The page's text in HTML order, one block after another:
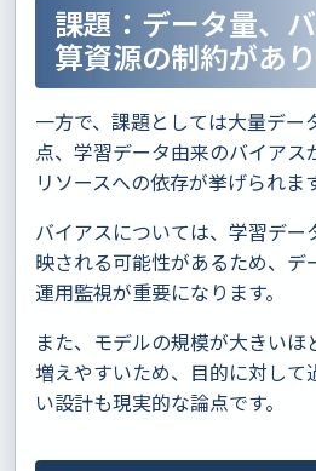
課題：データ量、
算資源の制約があ
一方で、課題としては大量デー
点、学習データ由来のバイアス
リソースへの依存が挙げられま
バイアスについては、学習デー
映される可能性があるため、デ
運用監視が重要になります。
また、モデルの規模が大きい
増えやすいため、目的に対して
い設計も現実的な論点です。